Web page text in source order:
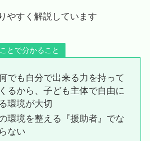
やすく解説しています
とで分かること
でも自分で出来る力を持って
るから、子ども主体で自由に
環境が大切
環境を整える『援助者』でな
ない